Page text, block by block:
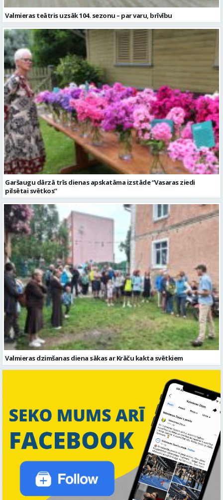
Valmieras teātris uzsāk 104. sezonu – par varu, brīvību
Garšaugu dārzā trīs dienas apskatāma izstāde “Vasaras ziedi
pilsētai svētkos”
Valmieras dzimšanas diena sākas ar Krāču kakta svētkiem